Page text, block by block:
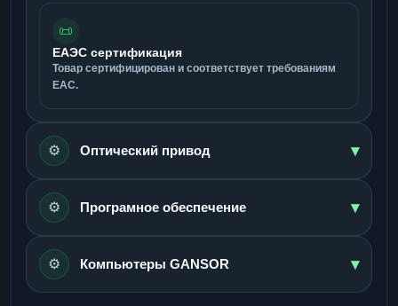
📜
ЕАЭС сертификация
Товар сертифицирован и соответствует требованиям
ЕАС.
⚙️ Оптический привод ▾
⚙️ Програмное обеспечение ▾
⚙️ Компьютеры GANSOR ▾